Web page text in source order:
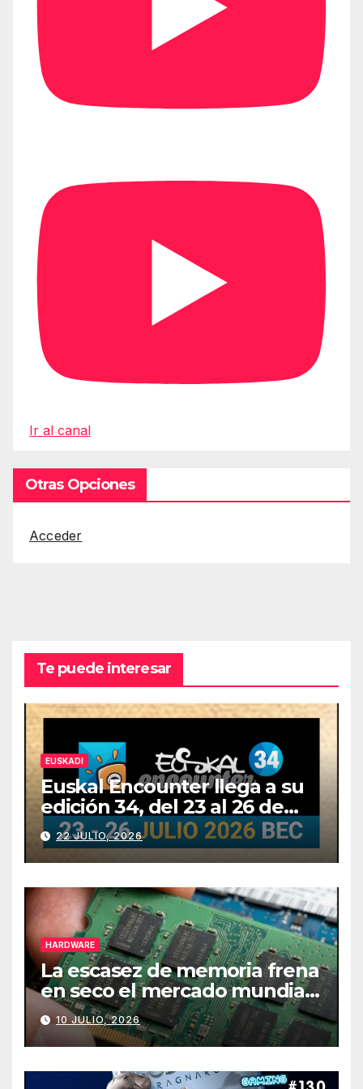
Ir al canal
Otras Opciones
Acceder
Te puede interesar
EUSKADI
Euskal Encounter llega a su
edición 34, del 23 al 26 de
julio
22 JULIO, 2026
HARDWARE
La escasez de memoria frena
en seco el mercado mundial
de PCs
10 JULIO, 2026